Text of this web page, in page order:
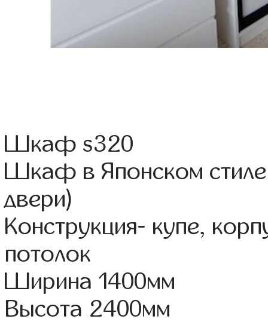
Шкаф s320
Шкаф в Японском стиле
двери)
Конструкция- купе,
потолок
Ширина 1400мм
Высота 2400мм